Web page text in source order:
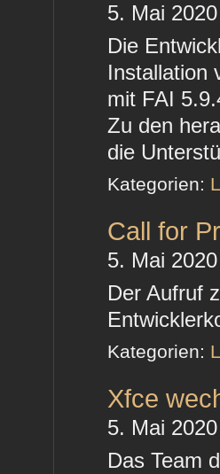
5. Mai
Die
Installation
mit FAI
Zu den
die
Kategorien:
Call for
5. Mai
Der Aufruf
Kategorien:
Xfce
5. Mai
Das Team